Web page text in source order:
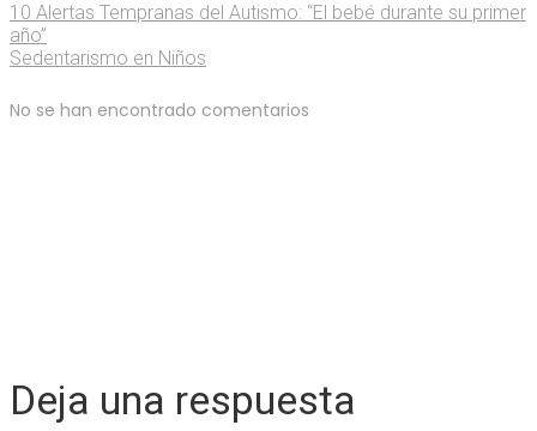
10 Alertas Tempranas del Autismo: “El bebé durante su primer
año”
Sedentarismo en Niños
No se han encontrado comentarios
Deja una respuesta